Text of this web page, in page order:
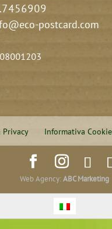
postcard.com
Privacy Informativa
Web Agency:ABC Marketing